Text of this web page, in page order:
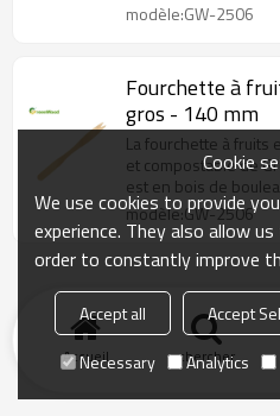
modèle:GW-2506
Fourchette à
gros - 140 mm
La fourchette à fruits
et compostable de
est en bois de
modèle:GW-2506
Accueil chercher
Cookie
We use cookies to provide
experience. They also allow
order to constantly improve
Accept all Accept
Necessary
Analytics